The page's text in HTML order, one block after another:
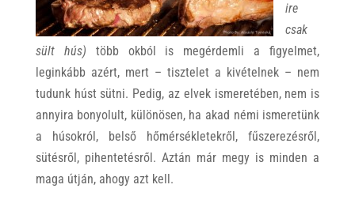
ire
csak
sült hús) több okból is megérdemli a figyelmet,
leginkább azért, mert – tisztelet a kivételnek – nem
tudunk húst sütni. Pedig, az elvek ismeretében, nem is
annyira bonyolult, különösen, ha akad némi ismeretünk
a húsokról, belső hőmérsékletekről, fűszerezésről,
sütésről, pihentetésről. Aztán már megy is minden a
maga útján, ahogy azt kell.